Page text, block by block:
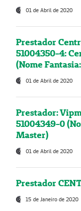
01 de Abril de 2020
Prestador
51004350-4:
(Nome
01 de Abril de 2020
Prestador:
51004349-0
Master)
01 de Abril de 2020
Prestador
15 de Janeiro de 2020